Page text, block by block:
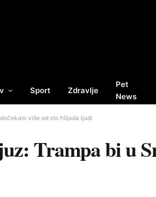
Sport Zdravlje
Pet
News
više od sto hiljada ljudi
Trampa bi u